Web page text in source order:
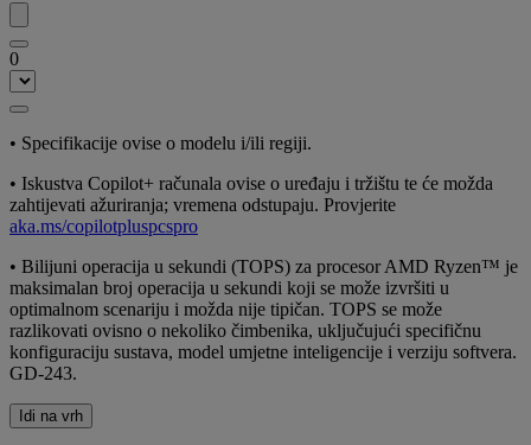
0
• Specifikacije ovise o modelu i/ili regiji.
• Iskustva Copilot+ računala ovise o uređaju i tržištu te će možda
zahtijevati ažuriranja; vremena odstupaju. Provjerite
aka.ms/copilotpluspcspro
• Bilijuni operacija u sekundi (TOPS) za procesor AMD Ryzen™ je
maksimalan broj operacija u sekundi koji se može izvršiti u
optimalnom scenariju i možda nije tipičan. TOPS se može
razlikovati ovisno o nekoliko čimbenika, uključujući specifičnu
konfiguraciju sustava, model umjetne inteligencije i verziju softvera.
GD-243.
Idi na vrh